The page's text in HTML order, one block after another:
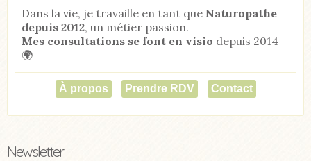
Dans la vie, je travaille en tant que Naturopathe
depuis 2012, un métier passion.
Mes consultations se font en visio depuis 2014
🌍
À propos Prendre RDV Contact
Newsletter